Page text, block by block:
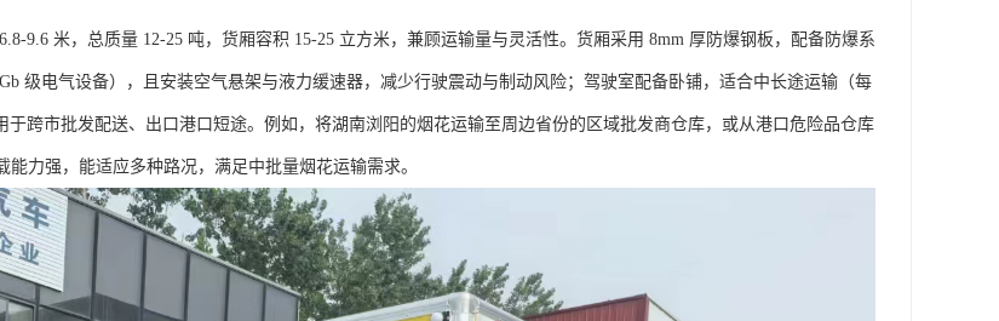
9.6 米，总质量 12-25 吨，货厢容积 15-25 立方米，兼顾运输量与灵活性。货厢采用 8mm 厚防爆钢板，配备防爆系
级电气设备），且安装空气悬架与液力缓速器，减少行驶震动与制动风险；驾驶室配备卧铺，适合中长途运输（每
于跨市批发配送、出口港口短途。例如，将湖南浏阳的烟花运输至周边省份的区域批发商仓库，或从港口危险品仓库
能力强，能适应多种路况，满足中批量烟花运输需求。​